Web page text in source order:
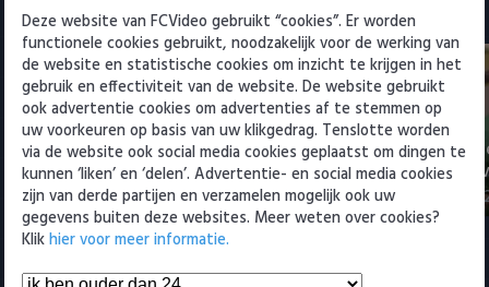
Eredivisie
Voorbeschouwing Cambuur-
Excelsior met Plat en El Arguioui
6 augustus 2026 18:49
PSV
ervaren
6 augustus
Samenvattingen Eredivisie
Deze website van FCVideo gebruikt “cookies”. Er worden
functionele cookies gebruikt, noodzakelijk voor de werking van
de website en statistische cookies om inzicht te krijgen in het
gebruik en effectiviteit van de website. De website gebruikt
ook advertentie cookies om advertenties af te stemmen op
uw voorkeuren op basis van uw klikgedrag. Tenslotte worden
via de website ook social media cookies geplaatst om dingen te
kunnen ‘liken’ en ‘delen’. Advertentie- en social media cookies
zijn van derde partijen en verzamelen mogelijk ook uw
gegevens buiten deze websites. Meer weten over cookies?
Klikhier voor meer informatie.